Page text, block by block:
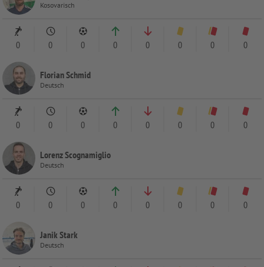
Kosovarisch
0 0 0 0 0 0 0 0
Florian Schmid
Deutsch
0 0 0 0 0 0 0 0
Lorenz Scognamiglio
Deutsch
0 0 0 0 0 0 0 0
Janik Stark
Deutsch